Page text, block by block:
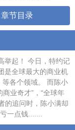
章节目录
举起！ 今日，特约记
是全球最大的商业机
各个领域。 而陈小
业奇才”，“全球年
的追问时，陈小满却
一点钱.......